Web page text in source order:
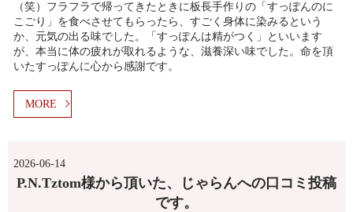
（笑）フラフラで帰ってきたときに板長手作りの「すっぽんのに
こごり」を食べさせてもらったら、すごく身体に染みるという
か、元気の出る味でした。「すっぽんは精がつく」といいます
が、本当に体の疲れが取れるような、滋養深い味でした。命を頂
いたすっぽんに心から感謝です。
MORE
2026-06-14
P.N.Tztom様から頂いた、じゃらんへの口コミ投稿
です。